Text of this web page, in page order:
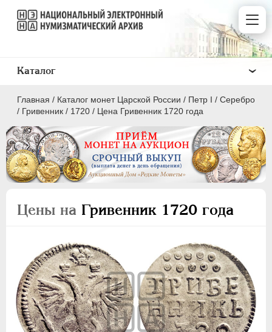
Главная / Каталог монет Царской России / Пeтр I / Серебро
/ Гривенник / 1720 / Цена Гривенник 1720 года
Цены на Гривенник 1720 года
Каталог
ПEТР I 1699 - 1725
Серебро
Полтина
Полуполтинник
Гривенник
Гривна
10 денег